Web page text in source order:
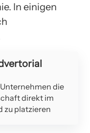
In einigen
die
direkt im
zu platzieren